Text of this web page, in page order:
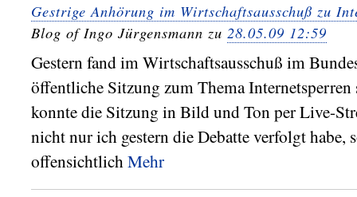
Gestrige Anhörung im Wirtschaftsausschuß zu
Blog of Ingo Jürgensmann zu 28.05.09 12:59
Gestern fand im Wirtschaftsausschuß im
öffentliche Sitzung zum Thema
konnte die Sitzung in Bild und Ton per Live-
nicht nur ich gestern die Debatte verfolgt habe,
offensichtlichMehr